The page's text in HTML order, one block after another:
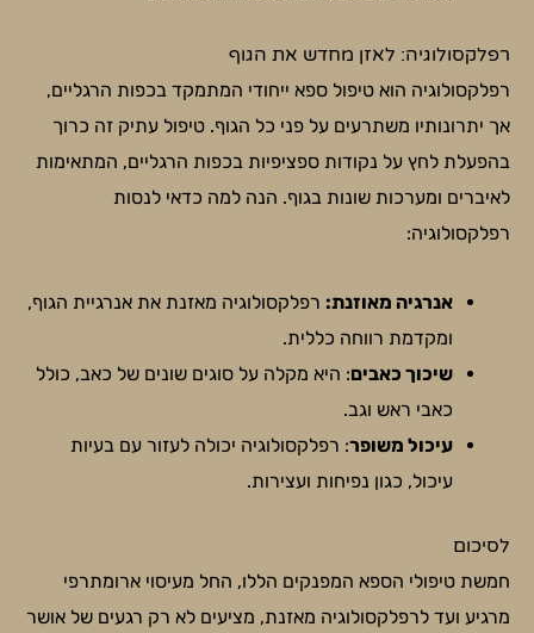
רפלקסולוגיה: לאזן מחדש את הגוף
רפלקסולוגיה הוא טיפול ספא ייחודי המתמקד בכפות הרגליים,
אך יתרונותיו משתרעים על פני כל הגוף. טיפול עתיק זה כרוך
בהפעלת לחץ על נקודות ספציפיות בכפות הרגליים, המתאימות
לאיברים ומערכות שונות בגוף. הנה למה כדאי לנסות
רפלקסולוגיה:
אנרגיה מאוזנת: רפלקסולוגיה מאזנת את אנרגיית הגוף,
ומקדמת רווחה כללית.
שיכוך כאבים: היא מקלה על סוגים שונים של כאב, כולל
כאבי ראש וגב.
עיכול משופר: רפלקסולוגיה יכולה לעזור עם בעיות
עיכול, כגון נפיחות ועצירות.
לסיכום
חמשת טיפולי הספא המפנקים הללו, החל מעיסוי ארומתרפי
מרגיע ועד לרפלקסולוגיה מאזנת, מציעים לא רק רגעים של אושר